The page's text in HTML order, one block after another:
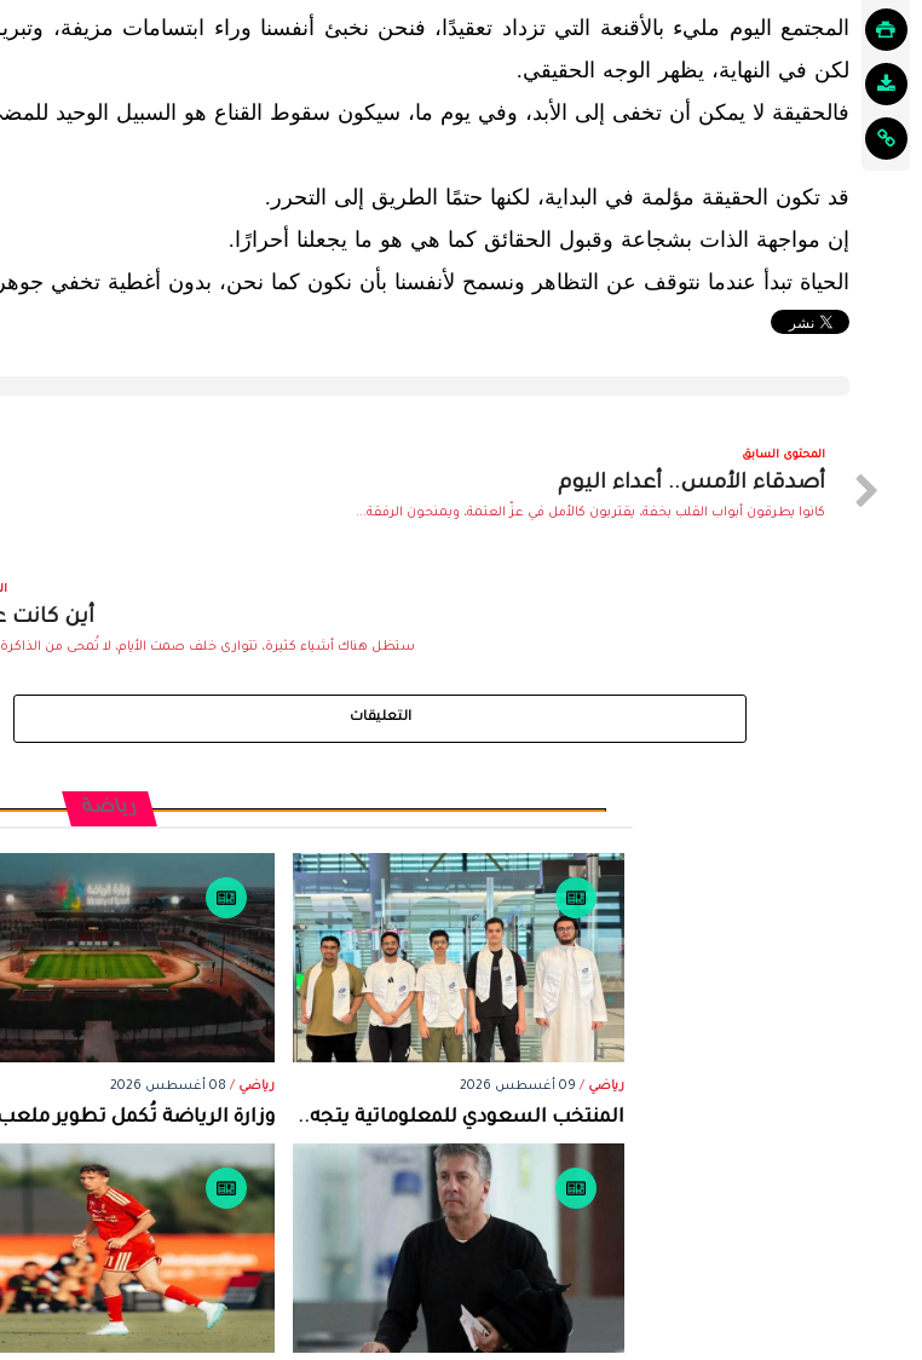
المجتمع اليوم مليء بالأقنعة التي تزداد تعقيدًا، فنحن نخبئ أنفسنا وراء ابتسامات مزيفة،
لكن في النهاية، يظهر الوجه الحقيقي.
فالحقيقة لا يمكن أن تخفى إلى الأبد، وفي يوم ما، سيكون سقوط القناع هو السبيل الوحيد
قد تكون الحقيقة مؤلمة في البداية، لكنها حتمًا الطريق إلى التحرر.
إن مواجهة الذات بشجاعة وقبول الحقائق كما هي هو ما يجعلنا أحرارًا.
الحياة تبدأ عندما نتوقف عن التظاهر ونسمح لأنفسنا بأن نكون كما نحن، بدون أغطية تخفي
المحتوى السابق
أصدقاء الأمس.. أعداء اليوم
كانوا يطرقون أبواب القلب بخفة، يقتربون كالأمل في عزّ العتمة، ويمنحون الرفقة...
أين كانت
ستظل هناك أشياء كثيرة، تتوارى خلف صمت الأيام، لا تُمحى من
التعليقات
رياضة
رياضي / 09 أغسطس 2026
المنتخب السعودي للمعلوماتية يتجه..
رياضي / 08 أغسطس 2026
وزارة الرياضة تُكمل تطوير